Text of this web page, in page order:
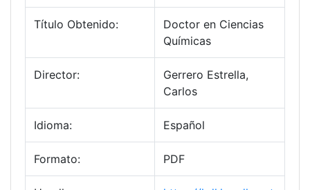
Título Obtenido:
Doctor en Ciencias
Químicas
Director:
Gerrero Estrella,
Carlos
Idioma: Español
Formato: PDF